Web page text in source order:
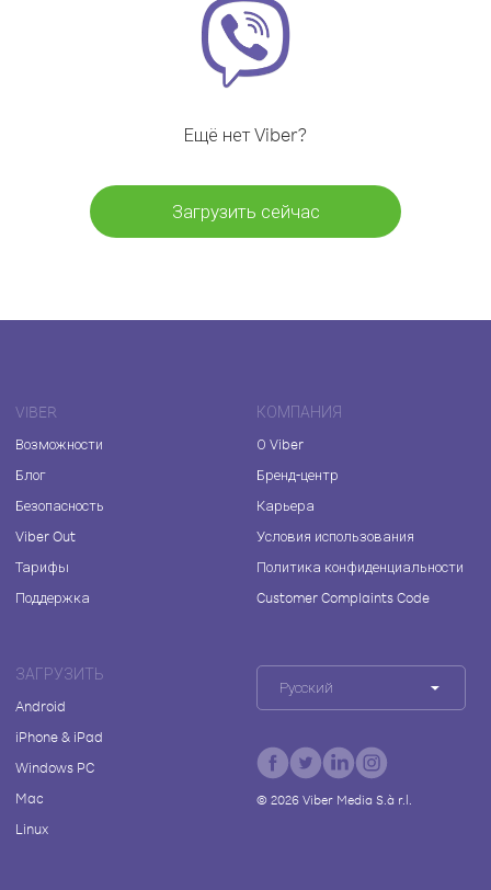
Ещё нет Viber?
Загрузить сейчас
VIBER
Возможности
Блог
Безопасность
Viber Out
Тарифы
Поддержка
КОМПАНИЯ
О Viber
Бренд-центр
Карьера
Условия использования
Политика конфиденциальности
Customer Complaints Code
ЗАГРУЗИТЬ
Android
iPhone & iPad
Windows PC
Mac
Linux
Русский
© 2026Viber Media S.à r.l.